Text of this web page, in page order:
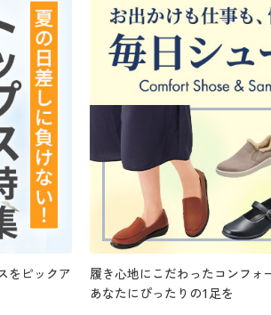
をピックア
履き心地にこだわったコンフォ
あなたにぴったりの1足を